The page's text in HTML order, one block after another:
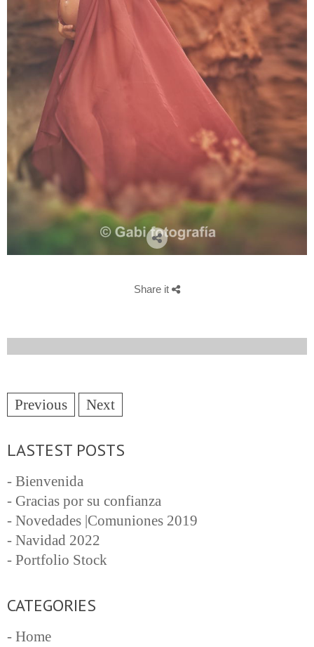
Share it
Previous Next
LASTEST POSTS
- Bienvenida
- Gracias por su confianza
- Novedades |Comuniones 2019
- Navidad 2022
- Portfolio Stock
CATEGORIES
- Home